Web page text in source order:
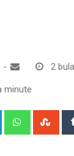
- 2
minute
LinkedIn Whatsapp